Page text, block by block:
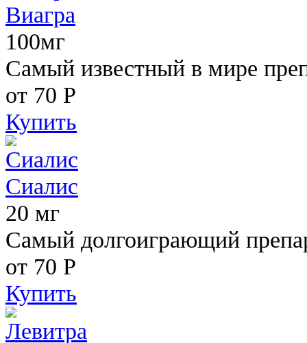
Виагра
100мг
Самый известный в мире
от 70 Р
Купить
Сиалис
20 мг
Самый долгоиграющий
от 70 Р
Купить